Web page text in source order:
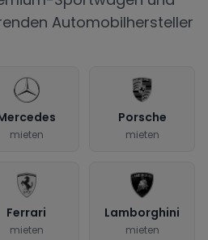
Automobilhersteller
mieten
Porsche
mieten
Ferrari
mieten
Lamborghini
mieten